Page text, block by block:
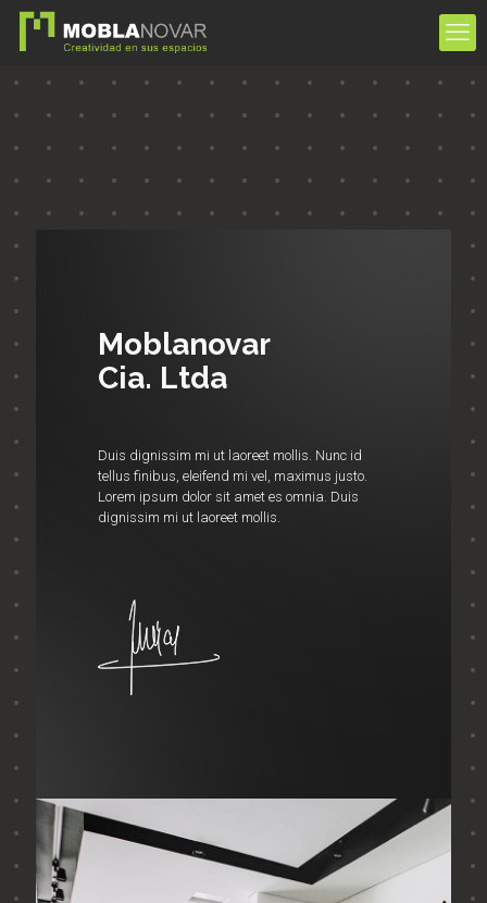
Moblanovar
Cia. Ltda
Duis dignissim mi ut laoreet mollis. Nunc id
tellus finibus, eleifend mi vel, maximus justo.
Lorem ipsum dolor sit amet es omnia. Duis
dignissim mi ut laoreet mollis.